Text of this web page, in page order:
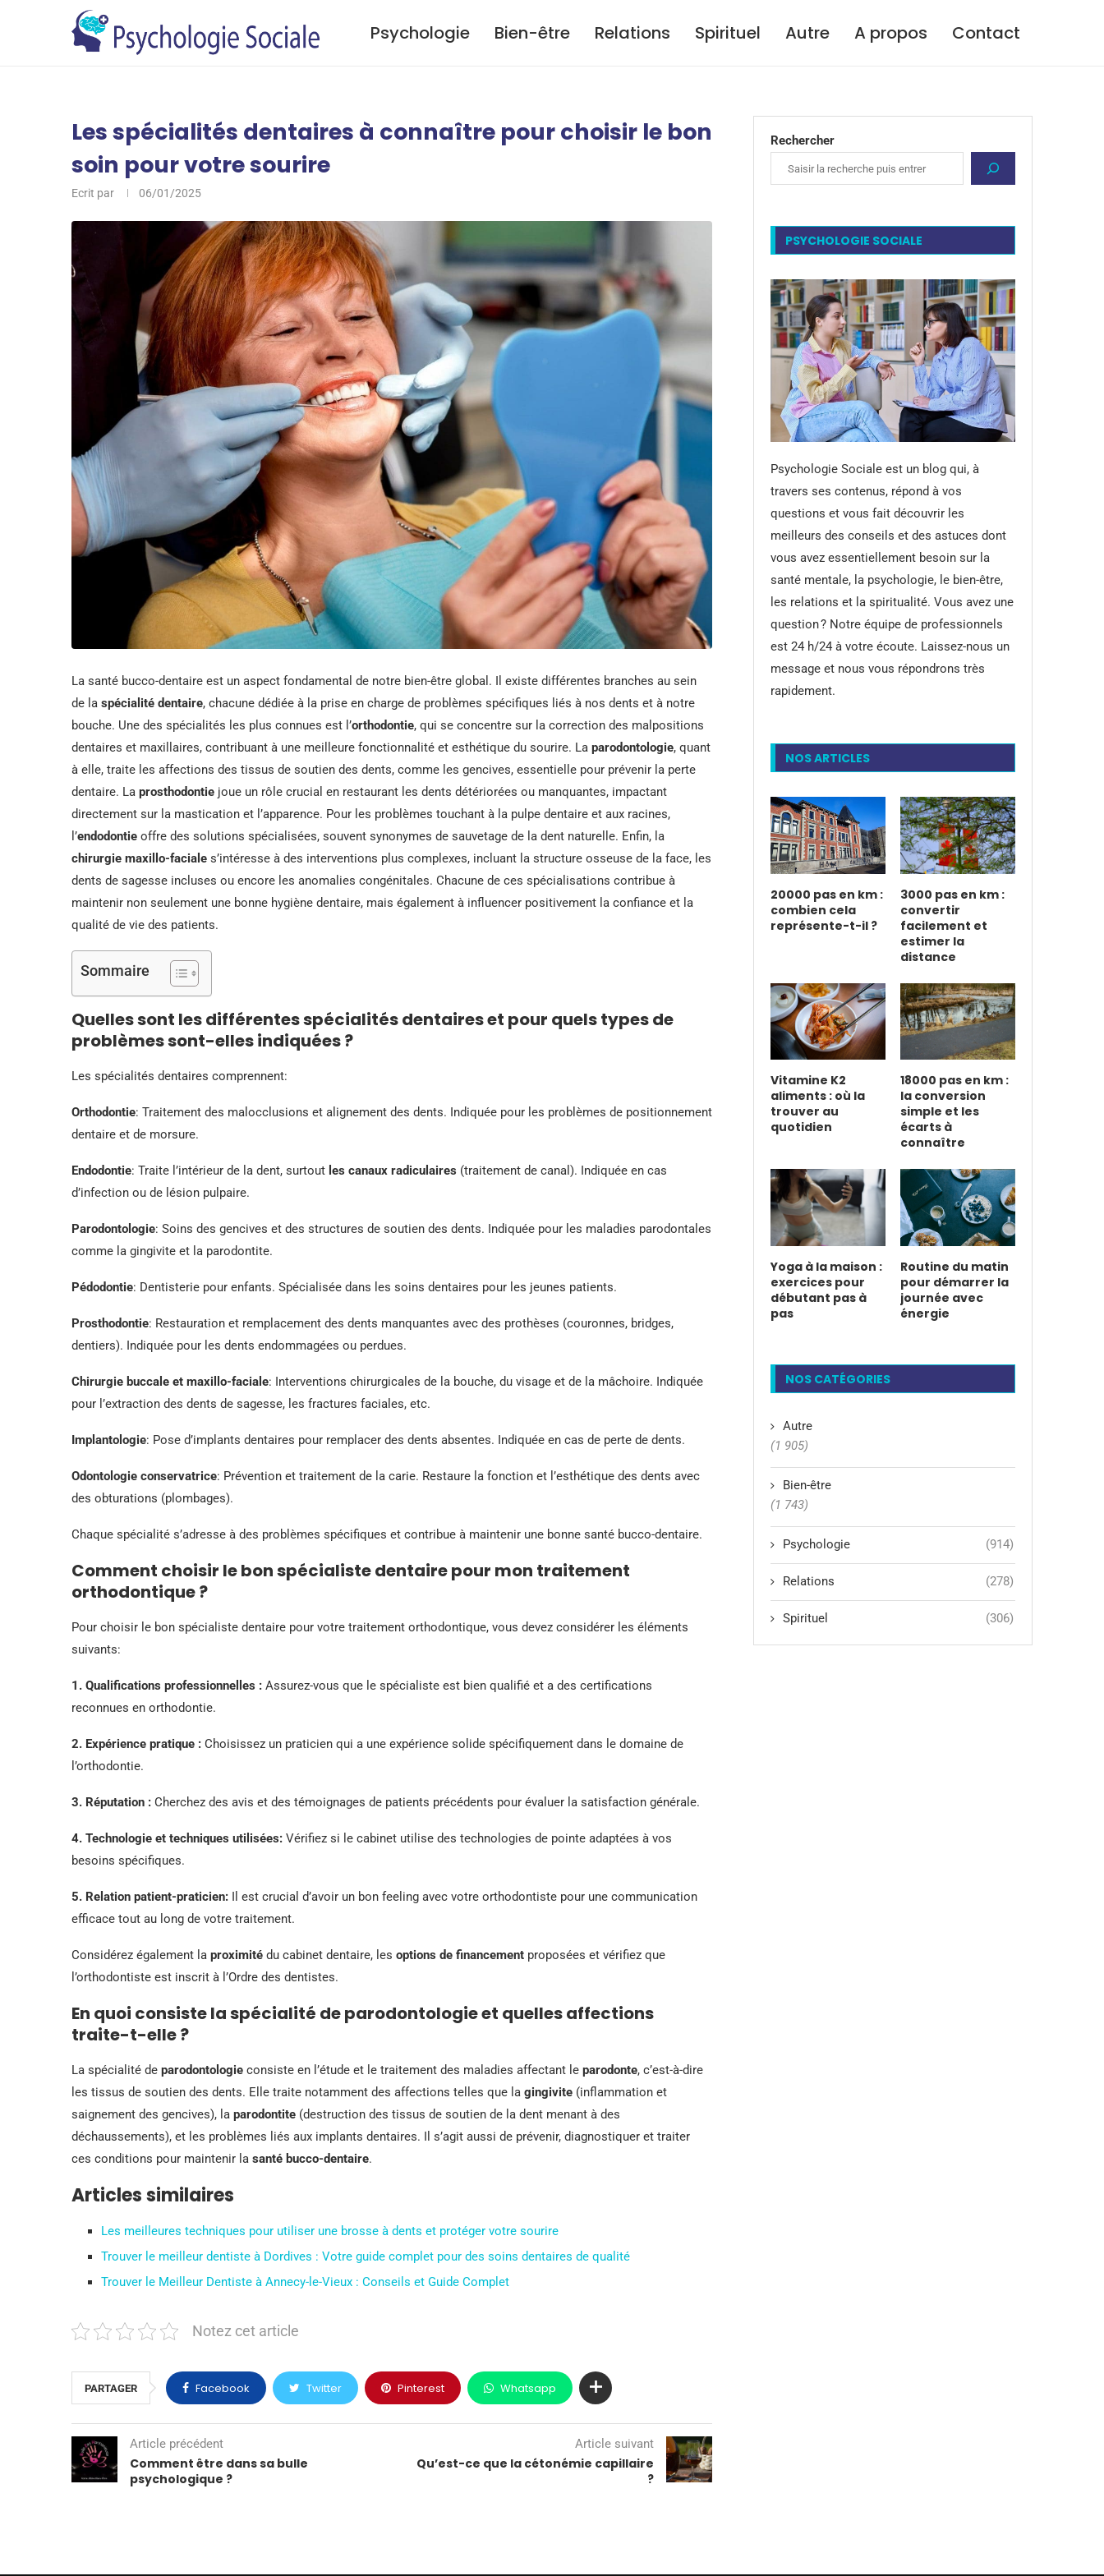
Psychologie Bien-être Relations Spirituel Autre A propos Contact
Les spécialités dentaires à connaître pour choisir le bon
soin pour votre sourire
Ecrit par 06/01/2025
La santé bucco-dentaire est un aspect fondamental de notre bien-être global. Il existe différentes branches au sein
de la spécialité dentaire, chacune dédiée à la prise en charge de problèmes spécifiques liés à nos dents et à notre
bouche. Une des spécialités les plus connues est l’orthodontie, qui se concentre sur la correction des malpositions
dentaires et maxillaires, contribuant à une meilleure fonctionnalité et esthétique du sourire. La parodontologie, quant
à elle, traite les affections des tissus de soutien des dents, comme les gencives, essentielle pour prévenir la perte
dentaire. La prosthodontie joue un rôle crucial en restaurant les dents détériorées ou manquantes, impactant
directement sur la mastication et l’apparence. Pour les problèmes touchant à la pulpe dentaire et aux racines,
l’endodontie offre des solutions spécialisées, souvent synonymes de sauvetage de la dent naturelle. Enfin, la
chirurgie maxillo-faciale s’intéresse à des interventions plus complexes, incluant la structure osseuse de la face, les
dents de sagesse incluses ou encore les anomalies congénitales. Chacune de ces spécialisations contribue à
maintenir non seulement une bonne hygiène dentaire, mais également à influencer positivement la confiance et la
qualité de vie des patients.
Sommaire
Quelles sont les différentes spécialités dentaires et pour quels types de
problèmes sont-elles indiquées ?
Les spécialités dentaires comprennent:
Orthodontie: Traitement des malocclusions et alignement des dents. Indiquée pour les problèmes de positionnement
dentaire et de morsure.
Endodontie: Traite l’intérieur de la dent, surtout les canaux radiculaires (traitement de canal). Indiquée en cas
d’infection ou de lésion pulpaire.
Parodontologie: Soins des gencives et des structures de soutien des dents. Indiquée pour les maladies parodontales
comme la gingivite et la parodontite.
Pédodontie: Dentisterie pour enfants. Spécialisée dans les soins dentaires pour les jeunes patients.
Prosthodontie: Restauration et remplacement des dents manquantes avec des prothèses (couronnes, bridges,
dentiers). Indiquée pour les dents endommagées ou perdues.
Chirurgie buccale et maxillo-faciale: Interventions chirurgicales de la bouche, du visage et de la mâchoire. Indiquée
pour l’extraction des dents de sagesse, les fractures faciales, etc.
Implantologie: Pose d’implants dentaires pour remplacer des dents absentes. Indiquée en cas de perte de dents.
Odontologie conservatrice: Prévention et traitement de la carie. Restaure la fonction et l’esthétique des dents avec
des obturations (plombages).
Chaque spécialité s’adresse à des problèmes spécifiques et contribue à maintenir une bonne santé bucco-dentaire.
Comment choisir le bon spécialiste dentaire pour mon traitement
orthodontique ?
Pour choisir le bon spécialiste dentaire pour votre traitement orthodontique, vous devez considérer les éléments
suivants:
1. Qualifications professionnelles : Assurez-vous que le spécialiste est bien qualifié et a des certifications
reconnues en orthodontie.
2. Expérience pratique : Choisissez un praticien qui a une expérience solide spécifiquement dans le domaine de
l’orthodontie.
3. Réputation : Cherchez des avis et des témoignages de patients précédents pour évaluer la satisfaction générale.
4. Technologie et techniques utilisées: Vérifiez si le cabinet utilise des technologies de pointe adaptées à vos
besoins spécifiques.
5. Relation patient-praticien: Il est crucial d’avoir un bon feeling avec votre orthodontiste pour une communication
efficace tout au long de votre traitement.
Considérez également la proximité du cabinet dentaire, les options de financement proposées et vérifiez que
l’orthodontiste est inscrit à l’Ordre des dentistes.
En quoi consiste la spécialité de parodontologie et quelles affections
traite-t-elle ?
La spécialité de parodontologie consiste en l’étude et le traitement des maladies affectant le parodonte, c’est-à-dire
les tissus de soutien des dents. Elle traite notamment des affections telles que la gingivite (inflammation et
saignement des gencives), la parodontite (destruction des tissus de soutien de la dent menant à des
déchaussements), et les problèmes liés aux implants dentaires. Il s’agit aussi de prévenir, diagnostiquer et traiter
ces conditions pour maintenir la santé bucco-dentaire.
Articles similaires
Les meilleures techniques pour utiliser une brosse à dents et protéger votre sourire
Trouver le meilleur dentiste à Dordives : Votre guide complet pour des soins dentaires de qualité
Trouver le Meilleur Dentiste à Annecy-le-Vieux : Conseils et Guide Complet
Notez cet article
PARTAGER Facebook Twitter Pinterest Whatsapp
Article précédent
Comment être dans sa bulle
psychologique ?
Article suivant
Qu’est-ce que la cétonémie capillaire
?
Rechercher
PSYCHOLOGIE SOCIALE
Psychologie Sociale est un blog qui, à
travers ses contenus, répond à vos
questions et vous fait découvrir les
meilleurs des conseils et des astuces dont
vous avez essentiellement besoin sur la
santé mentale, la psychologie, le bien-être,
les relations et la spiritualité. Vous avez une
question ? Notre équipe de professionnels
est 24 h/24 à votre écoute. Laissez-nous un
message et nous vous répondrons très
rapidement.
NOS ARTICLES
20000 pas en km :
combien cela
représente-t-il ?
3000 pas en km :
convertir
facilement et
estimer la
distance
Vitamine K2
aliments : où la
trouver au
quotidien
18000 pas en km :
la conversion
simple et les
écarts à
connaître
Yoga à la maison :
exercices pour
débutant pas à
pas
Routine du matin
pour démarrer la
journée avec
énergie
NOS CATÉGORIES
Autre
(1 905)
Bien-être
(1 743)
Psychologie (914)
Relations (278)
Spirituel (306)